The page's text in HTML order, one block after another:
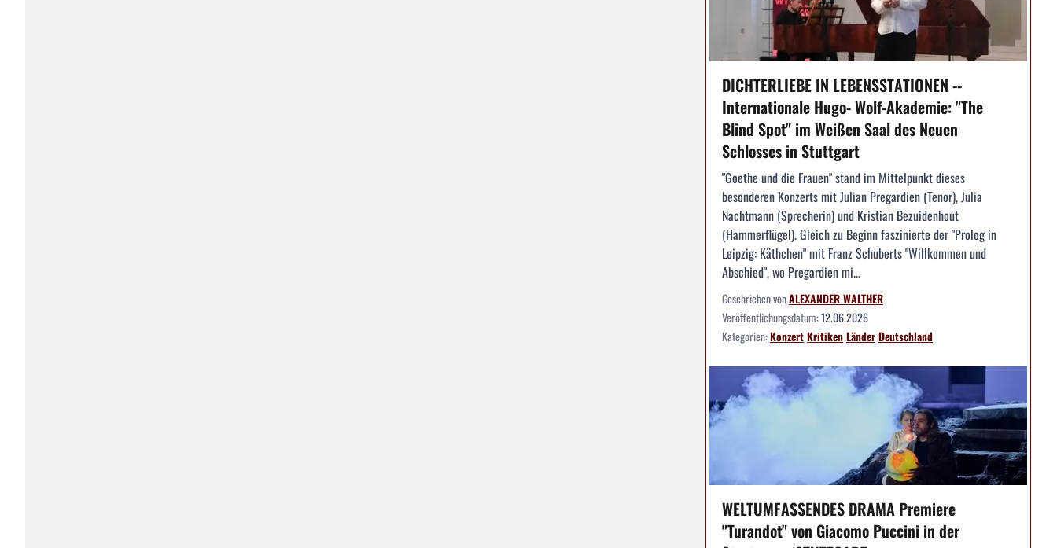
DICHTERLIEBE IN LEBENSSTATIONEN --
Internationale Hugo- Wolf-Akademie: "The
Blind Spot" im Weißen Saal des Neuen
Schlosses in Stuttgart
"Goethe und die Frauen" stand im Mittelpunkt dieses
besonderen Konzerts mit Julian Pregardien (Tenor), Julia
Nachtmann (Sprecherin) und Kristian Bezuidenhout
(Hammerflügel). Gleich zu Beginn faszinierte der "Prolog in
Leipzig: Käthchen" mit Franz Schuberts "Willkommen und
Abschied", wo Pregardien mi...
Geschrieben vonALEXANDER WALTHER
Veröffentlichungsdatum:12.06.2026
Kategorien:KonzertKritikenLänderDeutschland
WELTUMFASSENDES DRAMA Premiere
"Turandot" von Giacomo Puccini in der